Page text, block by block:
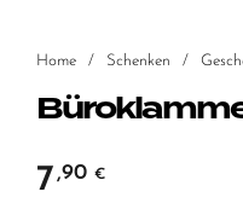
Home / Schenken /
7,90 €